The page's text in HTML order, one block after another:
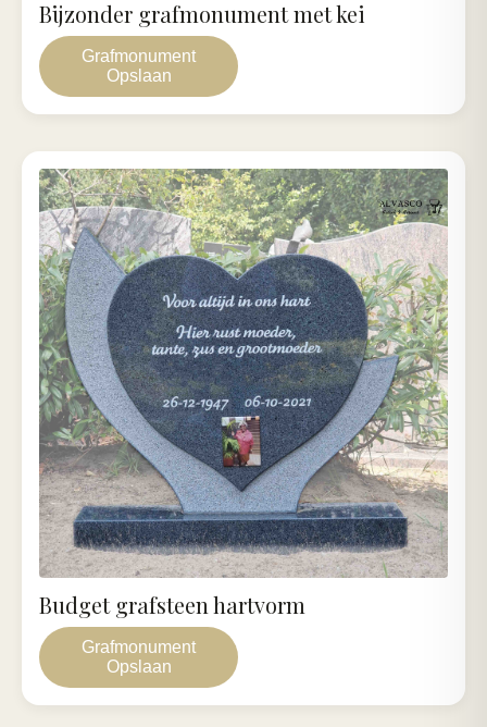
Grafmonument
Opslaan
Bijzonder grafmonument met kei
Grafmonument
Opslaan
Budget grafsteen hartvorm